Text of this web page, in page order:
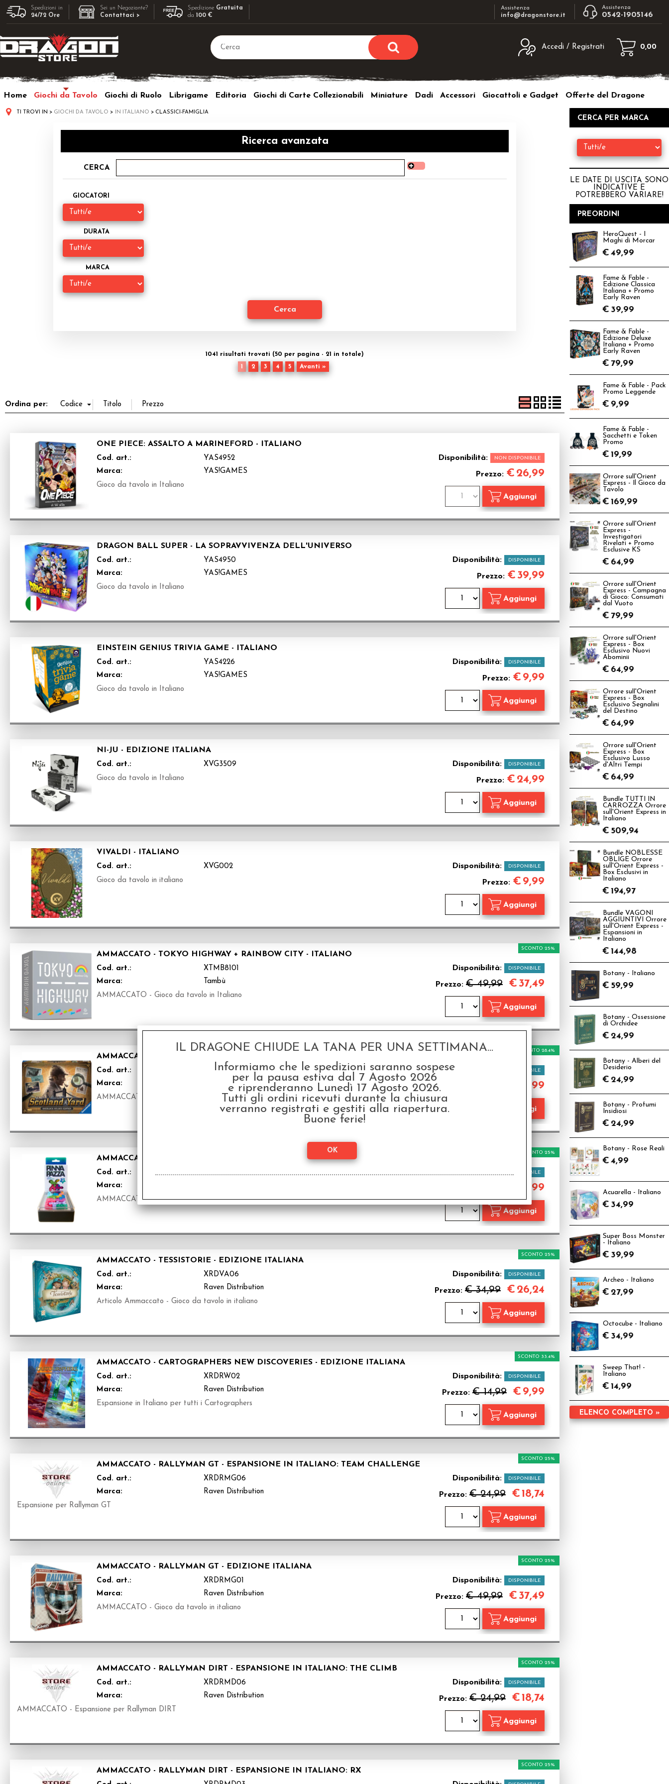
Spedizioni in
24/72 Ore
Sei un Negoziante?
Contattaci >
Spedizione Gratuita
da100 €
Assistenza
info@dragonstore.it
Assistenza
0542-1905146
Accedi / Registrati
utente e la password e poi clicca sul
sito clicca sul pulsante "Registrati"
0,00
Home Giochi da Tavolo Giochi di Ruolo Librigame Editoria Giochi di Carte Collezionabili Miniature Dadi Accessori Giocattoli e Gadget Offerte del Dragone
TI TROVI IN GIOCHI DA TAVOLO IN ITALIANO CLASSICI-FAMIGLIA
Ricerca avanzata
CERCA
GIOCATORI
DURATA
MARCA
1041 risultati trovati (50 per pagina - 21 in totale)
1
2 3 4 5 Avanti »
Ordina per:
ONE PIECE: ASSALTO A MARINEFORD - ITALIANO
Cod. art.:
YAS4952
Marca:
YAS!GAMES
Gioco da tavolo in Italiano
Disponibilità: NON DISPONIBILE
Prezzo: € 26,99
DRAGON BALL SUPER - LA SOPRAVVIVENZA DELL'UNIVERSO
Cod. art.:
YAS4950
Marca:
YAS!GAMES
Gioco da tavolo in Italiano
Disponibilità: DISPONIBILE
Prezzo: € 39,99
EINSTEIN GENIUS TRIVIA GAME - ITALIANO
Cod. art.:
YAS4226
Marca:
YAS!GAMES
Gioco da tavolo in Italiano
Disponibilità: DISPONIBILE
Prezzo: € 9,99
NI-JU - EDIZIONE ITALIANA
Cod. art.:
XVG3509
Gioco da tavolo in Italiano
Disponibilità: DISPONIBILE
Prezzo: € 24,99
VIVALDI - ITALIANO
Cod. art.:
XVG002
Gioco da tavolo in italiano
Disponibilità: DISPONIBILE
Prezzo: € 9,99
AMMACCATO - TOKYO HIGHWAY + RAINBOW CITY - ITALIANO
Cod. art.:
XTMB8101
Marca:
Tambù
AMMACCATO - Gioco da tavolo in Italiano
Disponibilità: DISPONIBILE
Prezzo: € 49,99
SCONTO 25%
€ 37,49
AMMACCATO - SCOTLAND YARD SHERLOCK HOLMES - EDIZIONE ITALIANA
Cod. art.:
XRVB27344
Marca:
Ravensburger
AMMACCATO- Gioco da tavolo in italiano
Disponibilità: DISPONIBILE
Prezzo:
SCONTO 28.4%
24,99
AMMACCATO - PINNA PAZZA - IL ROMPICAPO DELLE CREATURE MARINE
Cod. art.:
XRDVA08
Marca:
AMMACCATO - Gioco da tavolo in Italiano
DISPONIBILE
SCONTO 25%
14,99
AMMACCATO - TESSISTORIE - EDIZIONE ITALIANA
Cod. art.:
XRDVA06
Marca:
Raven Distribution
Articolo Ammaccato - Gioco da tavolo in italiano
Disponibilità: DISPONIBILE
Prezzo: € 34,99
SCONTO 25%
€ 26,24
AMMACCATO - CARTOGRAPHERS NEW DISCOVERIES - EDIZIONE ITALIANA
Cod. art.:
XRDRW02
Marca:
Raven Distribution
Espansione in Italiano per tutti i Cartographers
Disponibilità: DISPONIBILE
Prezzo: € 14,99
SCONTO 33.4%
€ 9,99
AMMACCATO - RALLYMAN GT - ESPANSIONE IN ITALIANO: TEAM CHALLENGE
Cod. art.:
XRDRMG06
Marca:
Raven Distribution
Espansione per Rallyman GT
Disponibilità: DISPONIBILE
Prezzo: € 24,99
SCONTO 25%
€18,74
AMMACCATO - RALLYMAN GT - EDIZIONE ITALIANA
Cod. art.:
XRDRMG01
Marca:
Raven Distribution
AMMACCATO - Gioco da tavolo in italiano
Disponibilità: DISPONIBILE
Prezzo: € 49,99
SCONTO 25%
€ 37,49
AMMACCATO - RALLYMAN DIRT - ESPANSIONE IN ITALIANO: THE CLIMB
Cod. art.:
XRDRMD06
Marca:
Raven Distribution
AMMACCATO - Espansione per Rallyman DIRT
Disponibilità: DISPONIBILE
Prezzo: € 24,99
SCONTO 25%
€18,74
AMMACCATO - RALLYMAN DIRT - ESPANSIONE IN ITALIANO: RX
SCONTO 25%
CERCA PER MARCA
LE DATE DI USCITA SONO
INDICATIVE E
POTREBBERO VARIARE!
PREORDINI
HeroQuest - I
Maghi di Morcar
€ 49,99
Fame & Fable -
Edizione Classica
Italiana + Promo
Early Raven
€ 39,99
Fame & Fable -
Edizione Deluxe
Italiana + Promo
Early Raven
€ 79,99
Fame & Fable - Pack
Promo Leggende
€ 9,99
Fame & Fable -
Sacchetti e Token
Promo
€ 19,99
Orrore sull'Orient
Express - Il Gioco da
Tavolo
€ 169,99
Orrore sull'Orient
Express -
Investigatori
Rivelati + Promo
Esclusive KS
€ 64,99
Orrore sull'Orient
Express - Campagna
di Gioco: Consumati
dal Vuoto
€ 79,99
Orrore sull'Orient
Express - Box
Esclusivo Nuovi
Abominii
€ 64,99
Orrore sull'Orient
Express - Box
Esclusivo Segnalini
del Destino
€ 64,99
Orrore sull'Orient
Express - Box
Esclusivo Lusso
d'Altri Tempi
€ 64,99
Bundle TUTTI IN
CARROZZA Orrore
sull'Orient Express in
Italiano
€ 509,94
Bundle NOBLESSE
OBLIGE Orrore
sull'Orient Express -
Box Esclusivi in
Italiano
€ 194,97
Bundle VAGONI
AGGIUNTIVI Orrore
sull'Orient Express -
Espansioni in
Italiano
€ 144,98
Botany - Italiano
€ 59,99
Botany - Ossessione
di Orchidee
€ 24,99
Botany - Alberi del
Desiderio
€ 24,99
Botany - Profumi
Insidiosi
€ 24,99
Botany - Rose Reali
€ 4,99
Acuarella - Italiano
€ 34,99
Super Boss Monster
- Italiano
€ 39,99
Archeo - Italiano
€ 27,99
Octocube - Italiano
€ 34,99
Sweep That! -
Italiano
€ 14,99
ELENCO COMPLETO »
IL DRAGONE CHIUDE LA TANA PER UNA SETTIMANA...
Informiamo che le spedizioni saranno sospese
per la pausa estiva dal 7 Agosto 2026
e riprenderanno Lunedì 17 Agosto 2026.
Tutti gli ordini ricevuti durante la chiusura
verranno registrati e gestiti alla riapertura.
Buone ferie!